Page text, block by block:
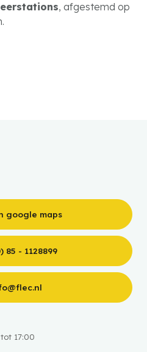
, afgestemd op
google maps
85 - 1128899
17:00